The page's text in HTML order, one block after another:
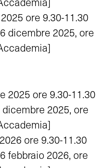
ore 9.30-11.30
dicembre 2025, ore
2025 ore 9.30-11.30
2025, ore
ore 9.30-11.30
febbraio 2026, ore